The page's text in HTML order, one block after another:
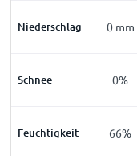
Niederschlag 0 mm
Schnee 0%
Feuchtigkeit 66%